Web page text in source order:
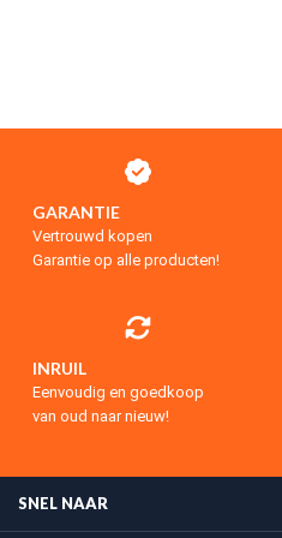
GARANTIE
Vertrouwd kopen
Garantie op alle producten!
INRUIL
Eenvoudig en goedkoop
van oud naar nieuw!
SNEL NAAR